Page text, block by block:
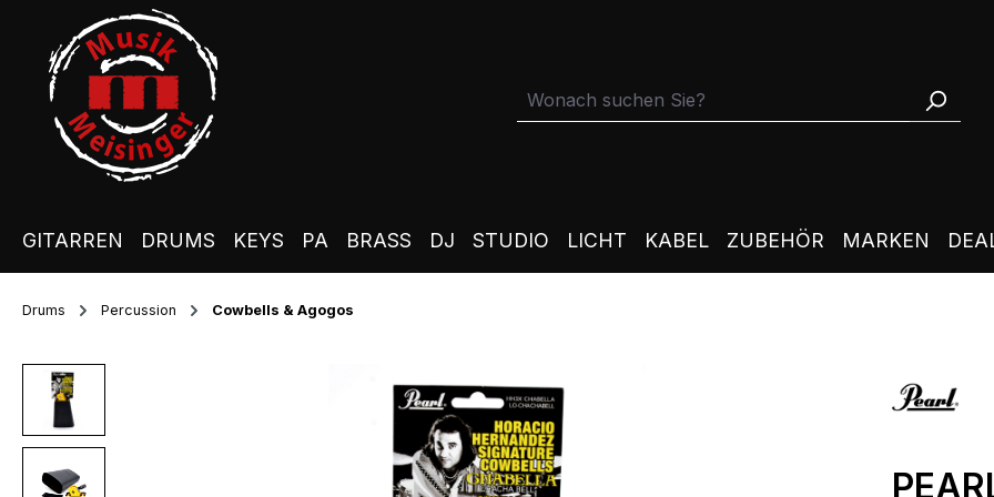
Hauptinhalt springen
Zur Suche springen
Zur Hauptnavigation springen
GITARREN DRUMS KEYS PA BRASS DJ STUDIO LICHT KABEL ZUBEHÖR MARKEN
Drums Percussion Cowbells & Agogos
Bildergalerie überspringen